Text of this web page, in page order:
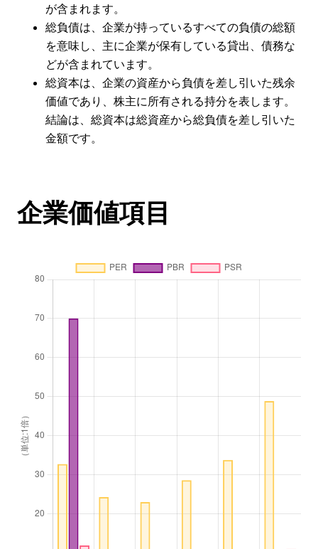
が含まれます。
総負債は、企業が持っているすべての負債の総額
を意味し、主に企業が保有している貸出、債務な
どが含まれています。
総資本は、企業の資産から負債を差し引いた残余
価値であり、株主に所有される持分を表します。
結論は、総資本は総資産から総負債を差し引いた
金額です。
企業価値項目